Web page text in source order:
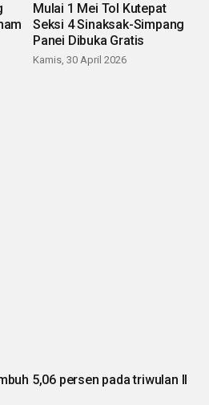
Mulai 1 Mei Tol Kutepat
Seksi 4 Sinaksak-Simpang
Panei Dibuka Gratis
Kamis, 30 April 2026
5,06 persen pada triwulan II